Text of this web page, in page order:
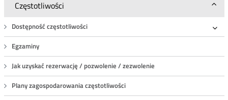
Częstotliwości
Dostępność częstotliwości
Egzaminy
Jak uzyskać rezerwację / pozwolenie / zezwolenie
Plany zagospodarowania częstotliwości